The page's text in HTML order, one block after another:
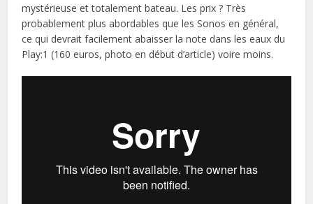
mystérieuse et totalement bateau. Les prix ? Très
probablement plus abordables que les Sonos en général,
ce qui devrait facilement abaisser la note dans les eaux du
Play:1 (160 euros, photo en début d’article) voire moins.